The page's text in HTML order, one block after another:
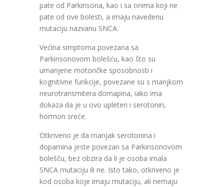
pate od Parkinsona, kao i sa onima koji ne
pate od ove bolesti, a imaju navedenu
mutaciju nazvanu SNCA.
Većina simptoma povezana sa
Parkinsonovom bolešću, kao što su
umanjene motoričke sposobnosti i
kognitivne funkcije, povezane su s manjkom
neurotransmitera domapina, iako ima
dokaza da je u ovo upleten i serotonin,
hormon sreće.
Otkriveno je da manjak serotonina i
dopamina jeste povezan sa Parkinsonovom
bolešču, bez obzira da li je osoba imala
SNCA mutaciju ili ne. Isto tako, otkriveno je
kod osoba koje imaju mutaciju, ali nemaju